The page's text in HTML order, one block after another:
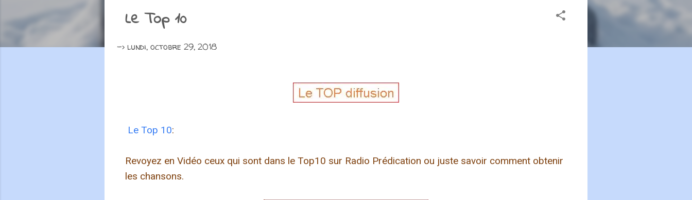
Le Top 10
-> lundi, octobre 29, 2018
Le Top 10:
Revoyez en Vidéo ceux qui sont dans le Top10 sur Radio Prédication ou juste savoir comment obtenir
les chansons.